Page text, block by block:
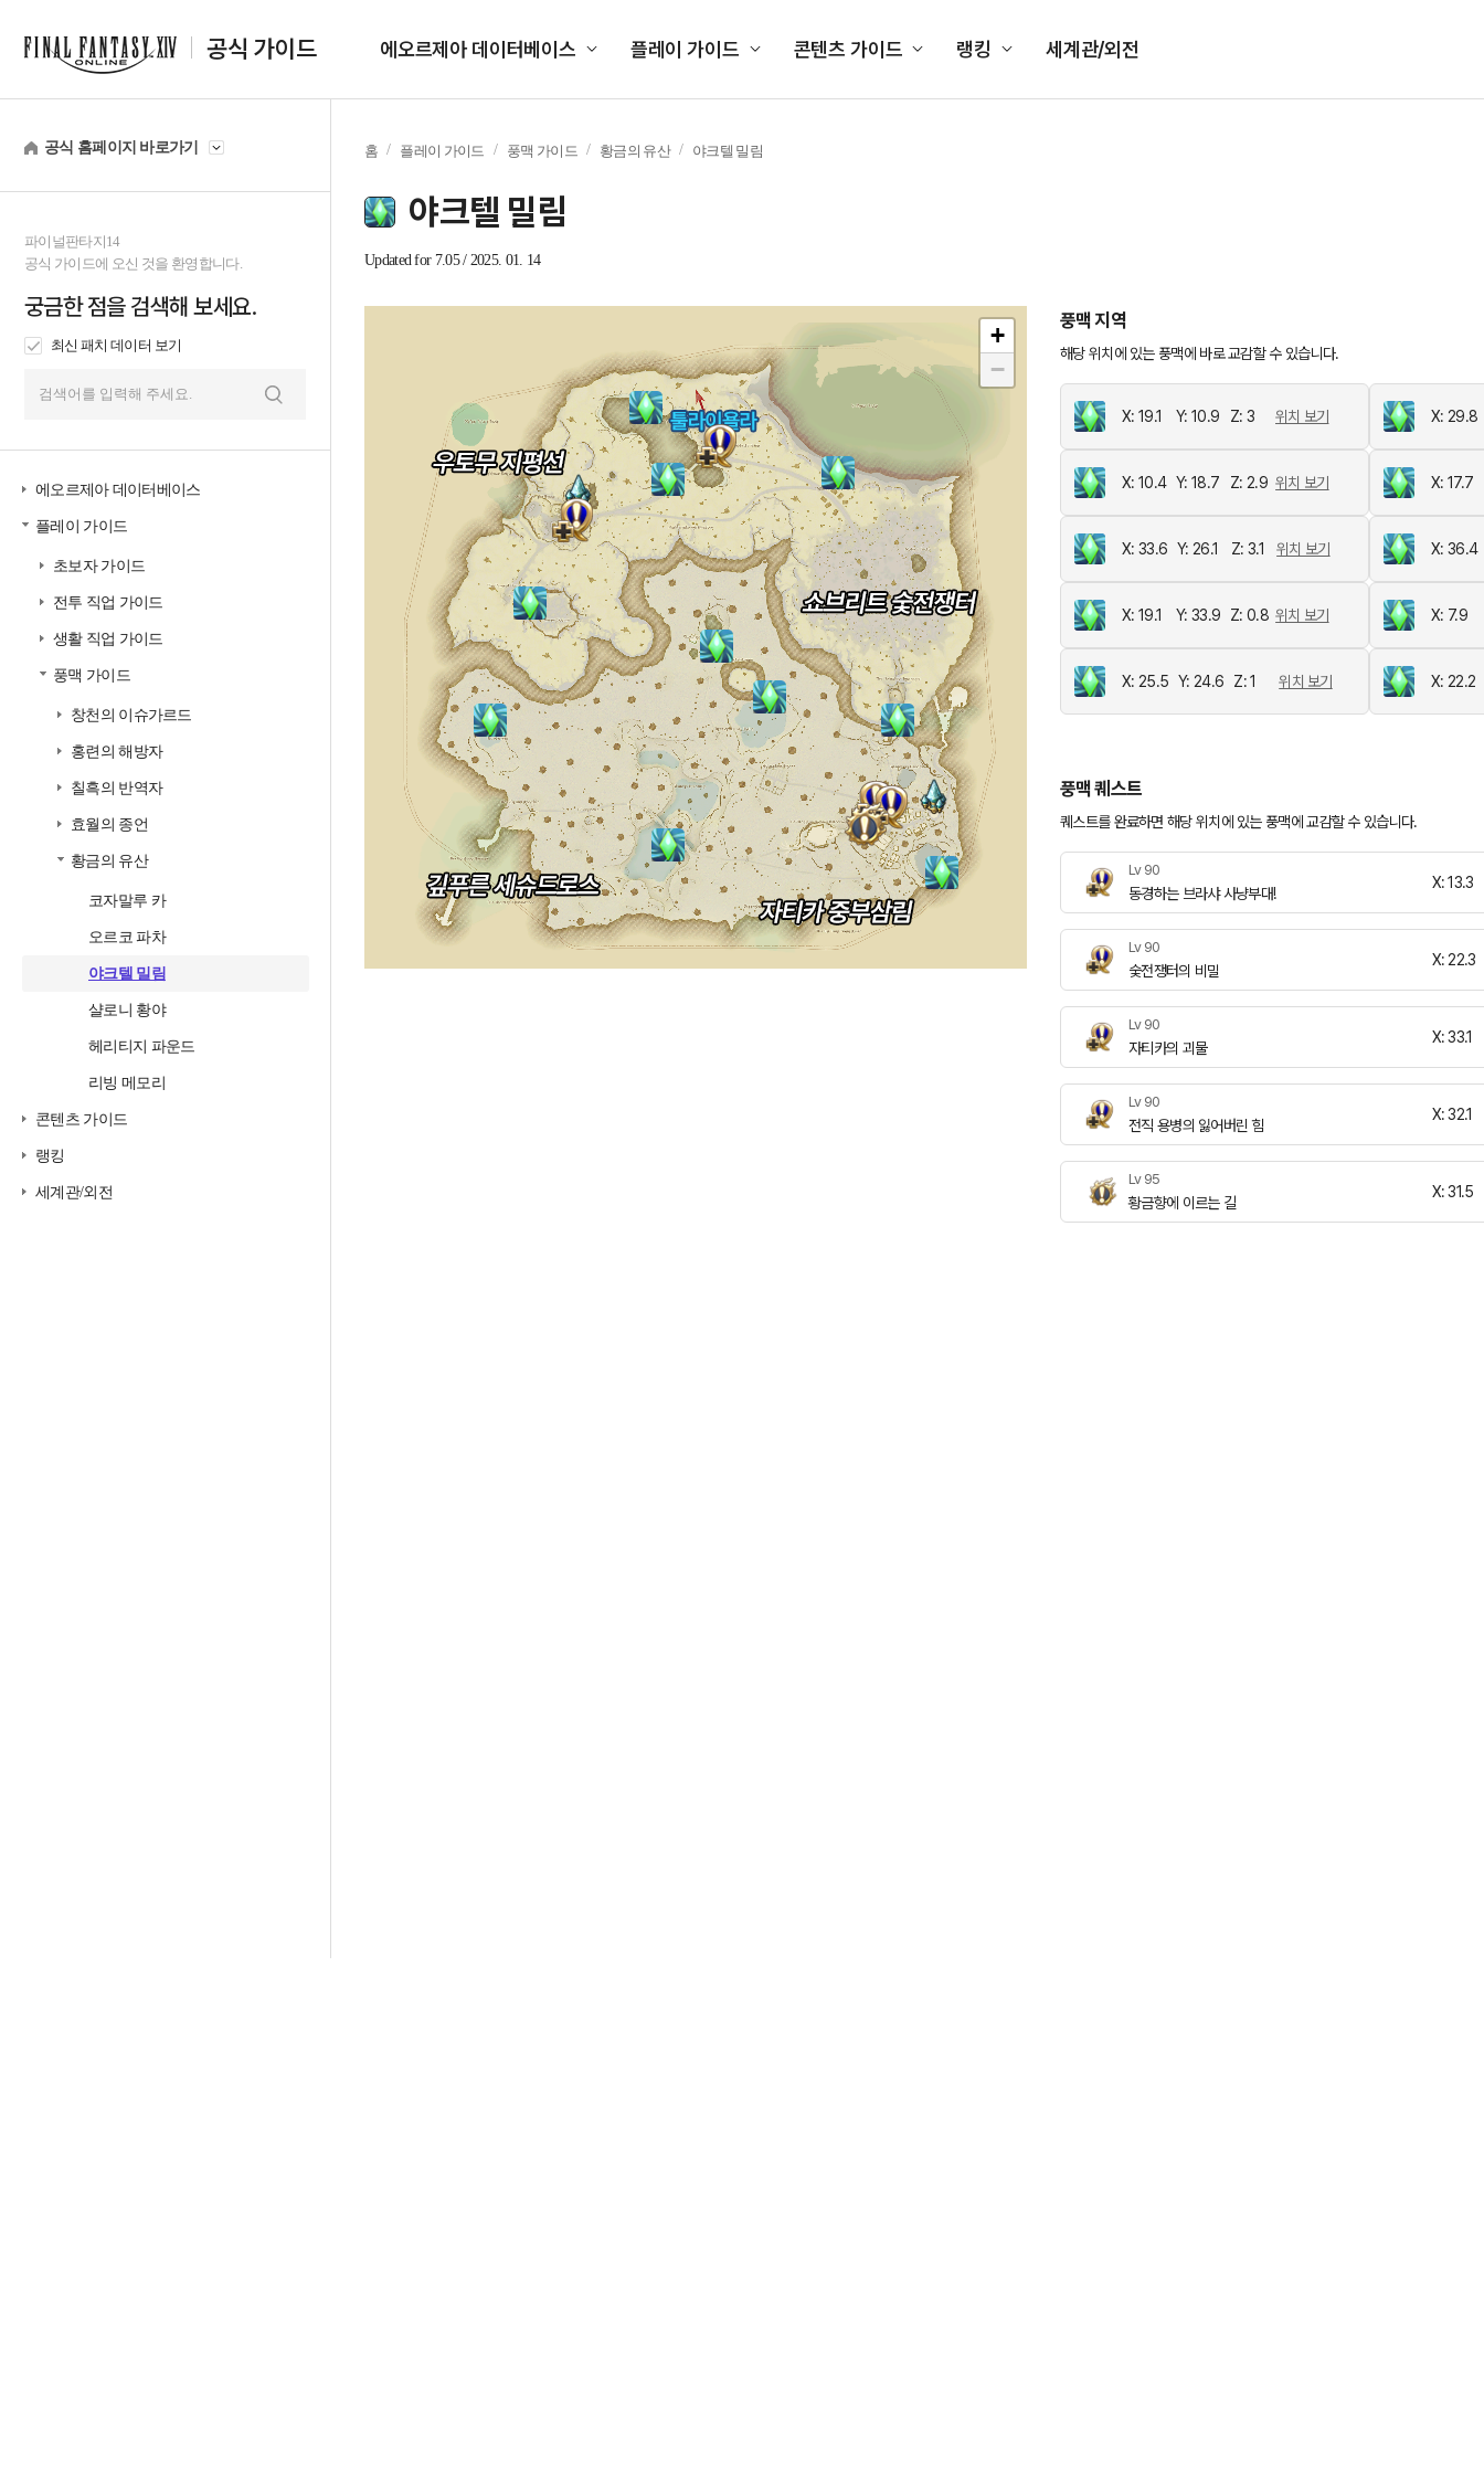
공식 가이드 에오르제아 데이터베이스 플레이 가이드 콘텐츠 가이드 랭킹 세계관/외전
공식 홈페이지 바로가기
파이널판타지14
공식 가이드에 오신 것을 환영합니다.
궁금한 점을 검색해 보세요.
최신 패치 데이터 보기
에오르제아 데이터베이스
플레이 가이드
초보자 가이드
전투 직업 가이드
생활 직업 가이드
풍맥 가이드
창천의 이슈가르드
홍련의 해방자
칠흑의 반역자
효월의 종언
황금의 유산
코자말루 카
오르코 파차
야크텔 밀림
샬로니 황야
헤리티지 파운드
리빙 메모리
콘텐츠 가이드
랭킹
세계관/외전
홈 플레이 가이드 풍맥 가이드 황금의 유산 야크텔 밀림
야크텔 밀림
Updated for 7.05 / 2025. 01. 14
+
−
풍맥 지역
해당 위치에 있는 풍맥에 바로 교감할 수 있습니다.
X: 19.1 Y: 10.9 Z: 3 위치 보기 X: 29.8
X: 10.4 Y: 18.7 Z: 2.9 위치 보기 X: 17.7
X: 33.6 Y: 26.1 Z: 3.1 위치 보기 X: 36.4
X: 19.1 Y: 33.9 Z: 0.8 위치 보기 X: 7.9
X: 25.5 Y: 24.6 Z: 1 위치 보기 X: 22.2
풍맥 퀘스트
퀘스트를 완료하면 해당 위치에 있는 풍맥에 교감할 수 있습니다.
Lv 90
동경하는 브라샤 사냥부대!
X: 13.3
Lv 90
숯전쟁터의 비밀
X: 22.3
Lv 90
자티카의 괴물
X: 33.1
Lv 90
전직 용병의 잃어버린 힘
X: 32.1
Lv 95
황금향에 이르는 길
X: 31.5